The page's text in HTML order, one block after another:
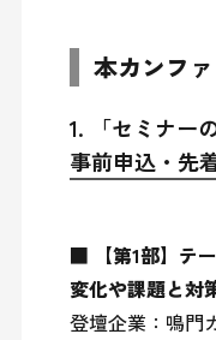
本カンフ
1. 「セミナー
事前申込・先
■ 【第1部】テ
変化や課題と対
登壇企業：鳴門